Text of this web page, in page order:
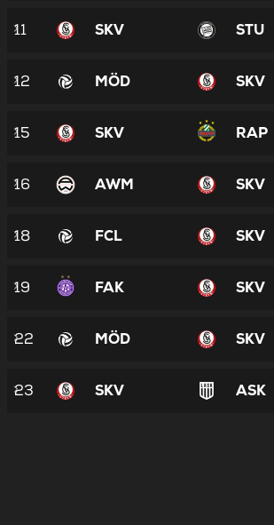
11 SKV STU
12 MÖD SKV
15 SKV RAP
16 AWM SKV
18 FCL SKV
19 FAK SKV
22 MÖD SKV
23 SKV ASK